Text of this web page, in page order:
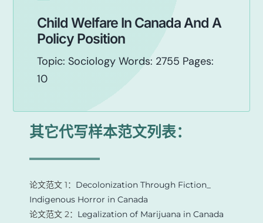
Child Welfare In Canada And A
Policy Position
Topic: Sociology Words: 2755 Pages:
10
其它代写样本范文列表：
论文范文 1： Decolonization Through Fiction_
Indigenous Horror in Canada
论文范文 2： Legalization of Marijuana in Canada